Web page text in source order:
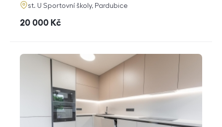
adresa
st. U Sportovní školy, Pardubice
cena
20 000 Kč